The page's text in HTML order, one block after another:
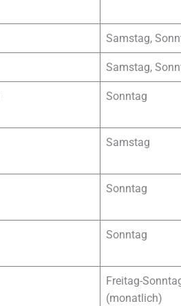
Samstag,
Samstag,
Sonntag
Samstag
Sonntag
Sonntag
Freitag-
(monatlich)